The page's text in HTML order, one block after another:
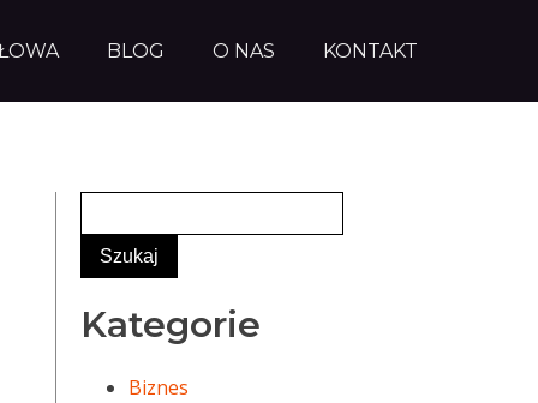
BLOG O NAS KONTAKT
Kategorie
Biznes